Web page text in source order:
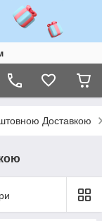
Доставкою